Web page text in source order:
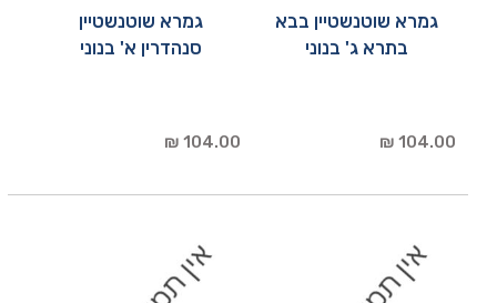
גמרא שוטנשטיין בבא
בתרא ג' בנוני
104.00 ₪
גמרא שוטנשטיין
סנהדרין א' בנוני
104.00 ₪